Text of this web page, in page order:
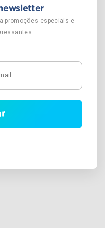
promoções especiais e